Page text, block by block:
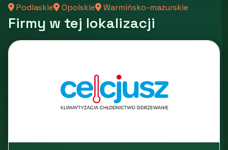
Podlaskie
Opolskie Warmińsko-mazurskie
Firmy w tej lokalizacji